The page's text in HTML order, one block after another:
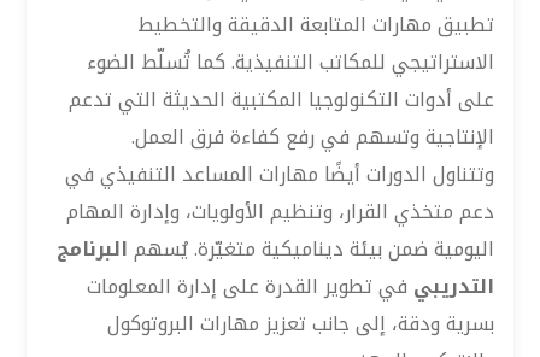
تطبيق مهارات المتابعة الدقيقة والتخطيط
الاستراتيجي للمكاتب التنفيذية. كما تُسلّط الضوء
على أدوات التكنولوجيا المكتبية الحديثة التي تدعم
الإنتاجية وتسهم في رفع كفاءة فرق العمل.
وتتناول الدورات أيضًا مهارات المساعد التنفيذي في
دعم متخذي القرار، وتنظيم الأولويات، وإدارة المهام
اليومية ضمن بيئة ديناميكية متغيّرة. يُسهمالبرنامج
التدريبي في تطوير القدرة على إدارة المعلومات
بسرية ودقة، إلى جانب تعزيز مهارات البروتوكول